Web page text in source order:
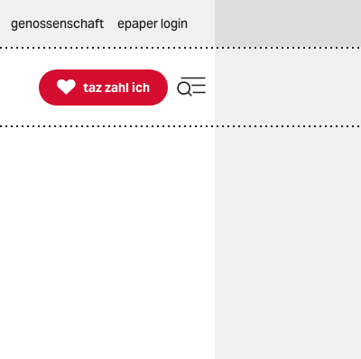
genossenschaft epaper login

taz zahl ich
taz zahl ich